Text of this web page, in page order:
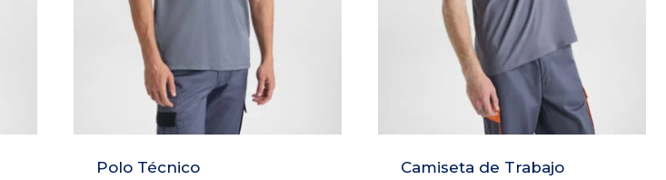
Polo Técnico
Camiseta de Trabajo